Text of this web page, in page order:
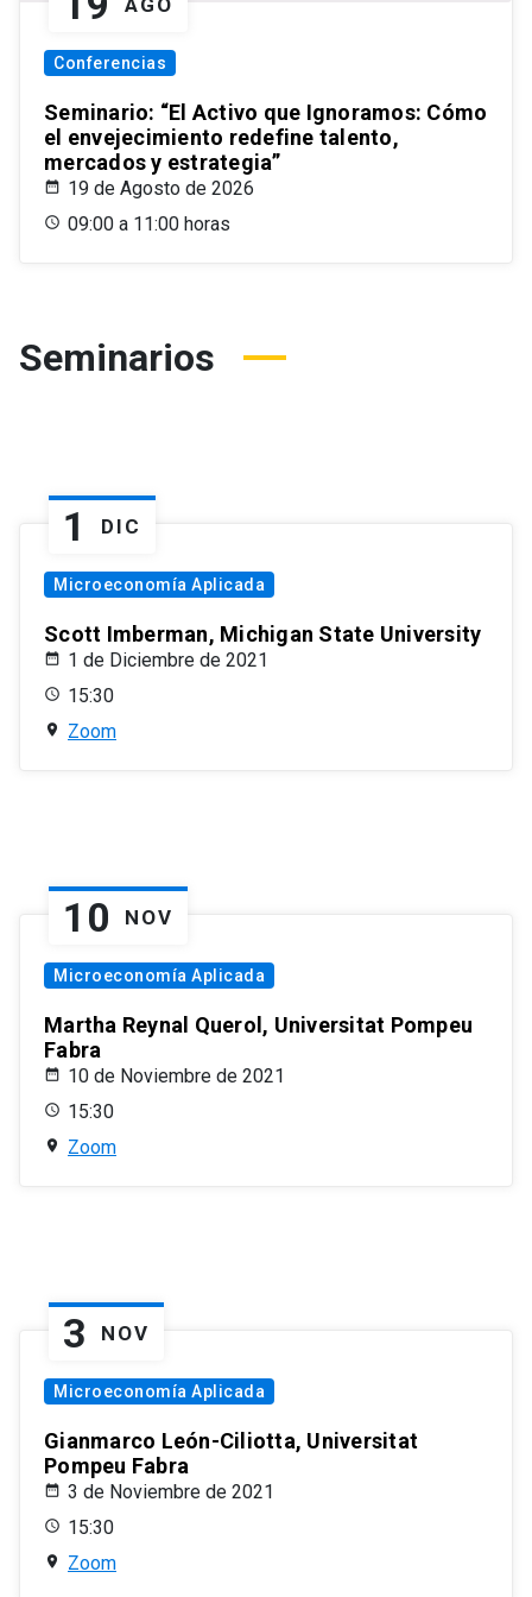
AGO
Conferencias
Seminario: “El Activo que Ignoramos: Cómo
el envejecimiento redefine talento,
mercados y estrategia”
19 de Agosto de 2026
09:00 a 11:00 horas
Seminarios
1 DIC
Microeconomía Aplicada
Scott Imberman, Michigan State University
1 de Diciembre de 2021
15:30
Zoom
10 NOV
Microeconomía Aplicada
Martha Reynal Querol, Universitat Pompeu
Fabra
10 de Noviembre de 2021
15:30
Zoom
3 NOV
Microeconomía Aplicada
Gianmarco León-Ciliotta, Universitat
Pompeu Fabra
3 de Noviembre de 2021
15:30
Zoom